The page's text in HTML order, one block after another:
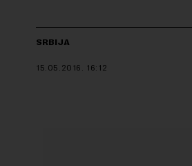
SRBIJA
15.05.2016. 16:12